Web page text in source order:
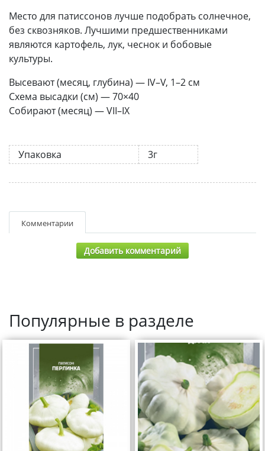
Место для патиссонов лучше подобрать солнечное,
без сквозняков. Лучшими предшественниками
являются картофель, лук, чеснок и бобовые
культуры.
Высевают (месяц, глубина) — IV–V, 1–2 см
Схема высадки (см) — 70×40
Собирают (месяц) — VII–IX
Упаковка 3г
Комментарии
Добавить комментарий
Популярные в разделе